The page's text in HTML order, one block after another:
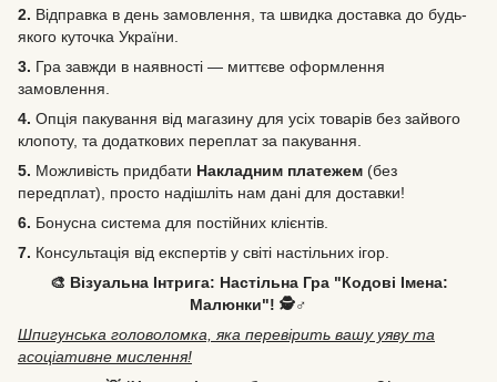
2. Відправка в день замовлення, та швидка доставка до будь-
якого куточка України.
3. Гра завжди в наявності — миттєве оформлення
замовлення.
4. Опція пакування від магазину для усіх товарів без зайвого
клопоту, та додаткових переплат за пакування.
5. Можливість придбати Накладним платежем (без
передплат), просто надішліть нам дані для доставки!
6. Бонусна система для постійних клієнтів.
7. Консультація від експертів у світі настільних ігор.
🎨 Візуальна Інтрига: Настільна Гра "Кодові Імена:
Малюнки"! 🕵️♂️
Шпигунська головоломка, яка перевірить вашу уяву та
асоціативне мислення!